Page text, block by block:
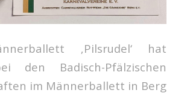
‚Pilsrudel‘ hat
den Badisch-Pfälzischen
im Männerballett in Berg